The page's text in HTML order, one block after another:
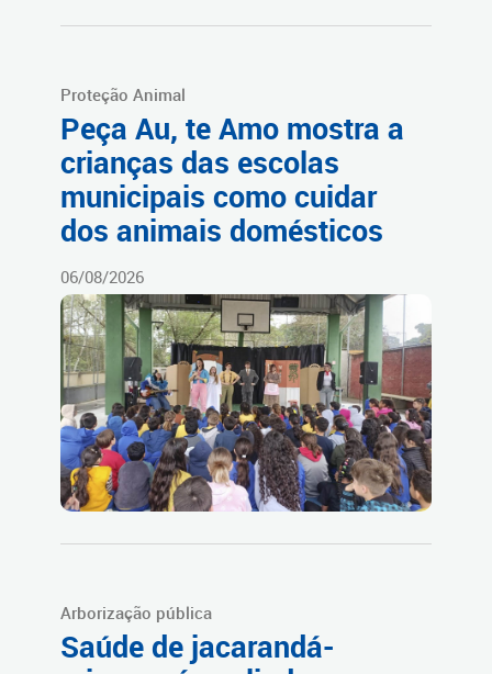
Proteção Animal
Peça Au, te Amo mostra a
crianças das escolas
municipais como cuidar
dos animais domésticos
06/08/2026
Arborização pública
Saúde de jacarandá-